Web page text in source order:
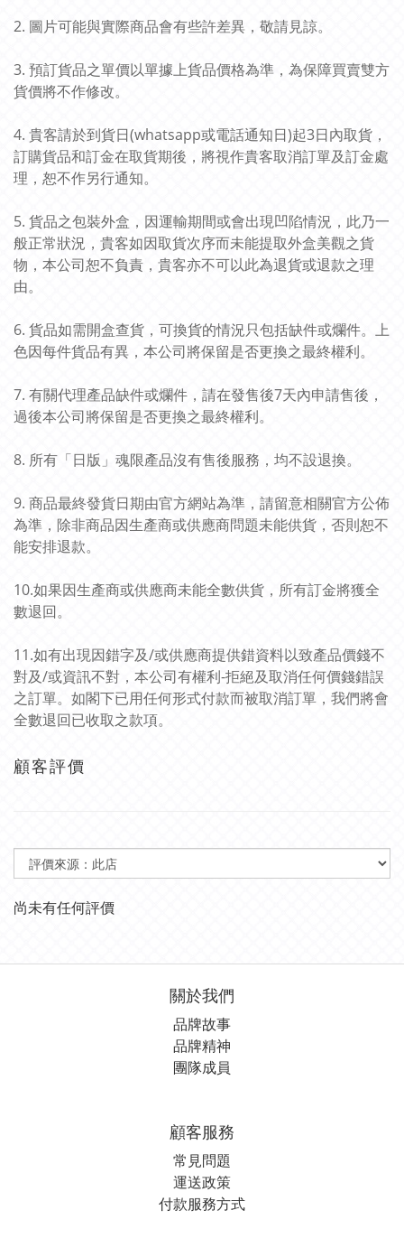
2. 圖片可能與實際商品會有些許差異，敬請見諒。
3. 預訂貨品之單價以單據上貨品價格為準，為保障買賣雙方
貨價將不作修改。
4. 貴客請於到貨日(whatsapp或電話通知日)起3日內取貨，
訂購貨品和訂金在取貨期後，將視作貴客取消訂單及訂金處
理，恕不作另行通知。
5. 貨品之包裝外盒，因運輸期間或會出現凹陷情況，此乃一
般正常狀況，貴客如因取貨次序而未能提取外盒美觀之貨
物，本公司恕不負責，貴客亦不可以此為退貨或退款之理
由。
6. 貨品如需開盒查貨，可換貨的情況只包括缺件或爛件。上
色因每件貨品有異，本公司將保留是否更換之最終權利。
7. 有關代理產品缺件或爛件，請在發售後7天內申請售後，
過後本公司將保留是否更換之最終權利。
8. 所有「日版」魂限產品沒有售後服務，均不設退換。
9. 商品最終發貨日期由官方網站為準，請留意相關官方公佈
為準，除非商品因生產商或供應商問題未能供貨，否則恕不
能安排退款。
10.如果因生產商或供應商未能全數供貨，所有訂金將獲全
數退回。
11.如有出現因錯字及/或供應商提供錯資料以致產品價錢不
對及/或資訊不對，本公司有權利-拒絕及取消任何價錢錯誤
之訂單。如閣下已用任何形式付款而被取消訂單，我們將會
全數退回已收取之款項。
顧客評價
尚未有任何評價
關於我們
品牌故事
品牌精神
團隊成員
顧客服務
常見問題
運送政策
付款服務方式